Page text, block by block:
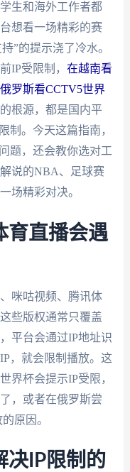
生和海外工作者都
想看一场精彩的赛
”的提示浇了冷水。
IP受限制， 在越南看
罗斯看CCTV5世界
根源，都是国内平
制。今天这篇指南，
题，还会教你选对工
说的NBA、足球赛
场精彩对决。
育直播会遇
咪咕视频、腾讯体
些版权通常只覆盖
平台会通过IP地址识
，就会限制播放。这
界杯会提示IP受限，
，或者在俄罗斯尝
原因。
决IP限制的